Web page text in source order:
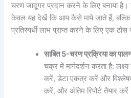
चरण जादूगर प्रदान करने के लिए बनाया
केवल यह देखें कि आप कैसे मापे जाते हैं,
प्रतिस्पर्धी लाभ प्राप्त करने के लिए एक ठोस
साबित 5-चरण प्रक्रिया का
चक्र में मार्गदर्शन करता है: लक्ष्य
करें, डेटा एकत्र करें और
करें, और अंतिम रिपोर्ट तैयार